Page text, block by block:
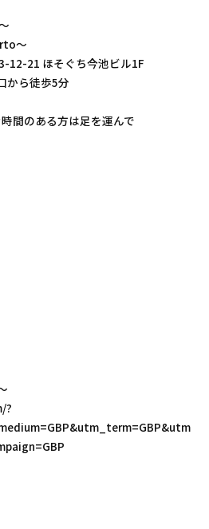
〜
12-21 ほそぐち今池ビル1F
から徒歩5分
時間のある方は足を運んで
?